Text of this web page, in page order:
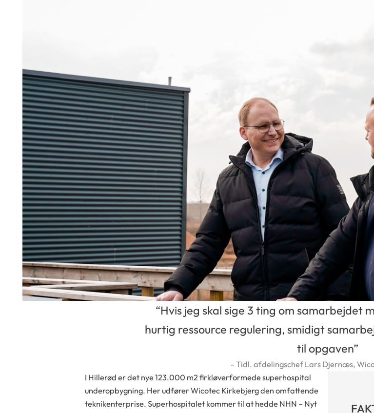
“Hvis jeg skal sige 3 ting om samarbejdet
hurtig ressource regulering, smidigt
til opgaven”
– Tidl. afdelingschef Lars Djernæs,
I Hillerød er det nye 123.000 m2 firkløverformede superhospital
underopbygning. Her udfører Wicotec Kirkebjerg den omfattende
teknikenterprise. Superhospitalet kommer til at hedde NHN – Nyt